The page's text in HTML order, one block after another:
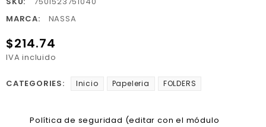
MARCA:
NASSA
$214.74
IVA incluido
CATEGORIES: Inicio Papeleria FOLDERS
Política de seguridad (editar con el módulo